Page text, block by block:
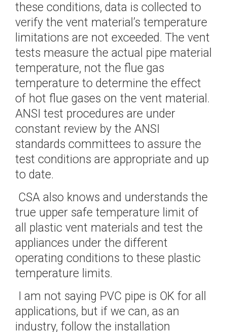
these conditions, data is collected to
verify the vent material’s temperature
limitations are not exceeded. The vent
tests measure the actual pipe material
temperature, not the flue gas
temperature to determine the effect
of hot flue gases on the vent material.
ANSI test procedures are under
constant review by the ANSI
standards committees to assure the
test conditions are appropriate and up
to date.
CSA also knows and understands the
true upper safe temperature limit of
all plastic vent materials and test the
appliances under the different
operating conditions to these plastic
temperature limits.
I am not saying PVC pipe is OK for all
applications, but if we can, as an
industry, follow the installation